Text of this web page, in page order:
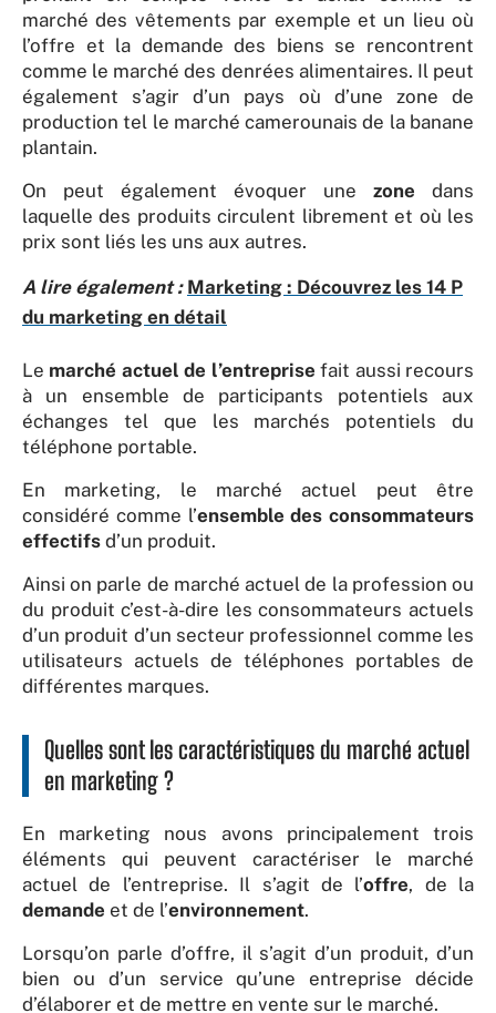
marché des vêtements par exemple et un lieu où
l’offre et la demande des biens se rencontrent
comme le marché des denrées alimentaires. Il peut
également s’agir d’un pays où d’une zone de
production tel le marché camerounais de la banane
plantain.
On peut également évoquer une zone dans
laquelle des produits circulent librement et où les
prix sont liés les uns aux autres.
A lire également : Marketing : Découvrez les 14 P
du marketing en détail
Le marché actuel de l’entreprise fait aussi recours
à un ensemble de participants potentiels aux
échanges tel que les marchés potentiels du
téléphone portable.
En marketing, le marché actuel peut être
considéré comme l’ensemble des consommateurs
effectifs d’un produit.
Ainsi on parle de marché actuel de la profession ou
du produit c’est-à-dire les consommateurs actuels
d’un produit d’un secteur professionnel comme les
utilisateurs actuels de téléphones portables de
différentes marques.
Quelles sont les caractéristiques du marché actuel
en marketing ?
En marketing nous avons principalement trois
éléments qui peuvent caractériser le marché
actuel de l’entreprise. Il s’agit de l’offre, de la
demande et de l’environnement.
Lorsqu’on parle d’offre, il s’agit d’un produit, d’un
bien ou d’un service qu’une entreprise décide
d’élaborer et de mettre en vente sur le marché.